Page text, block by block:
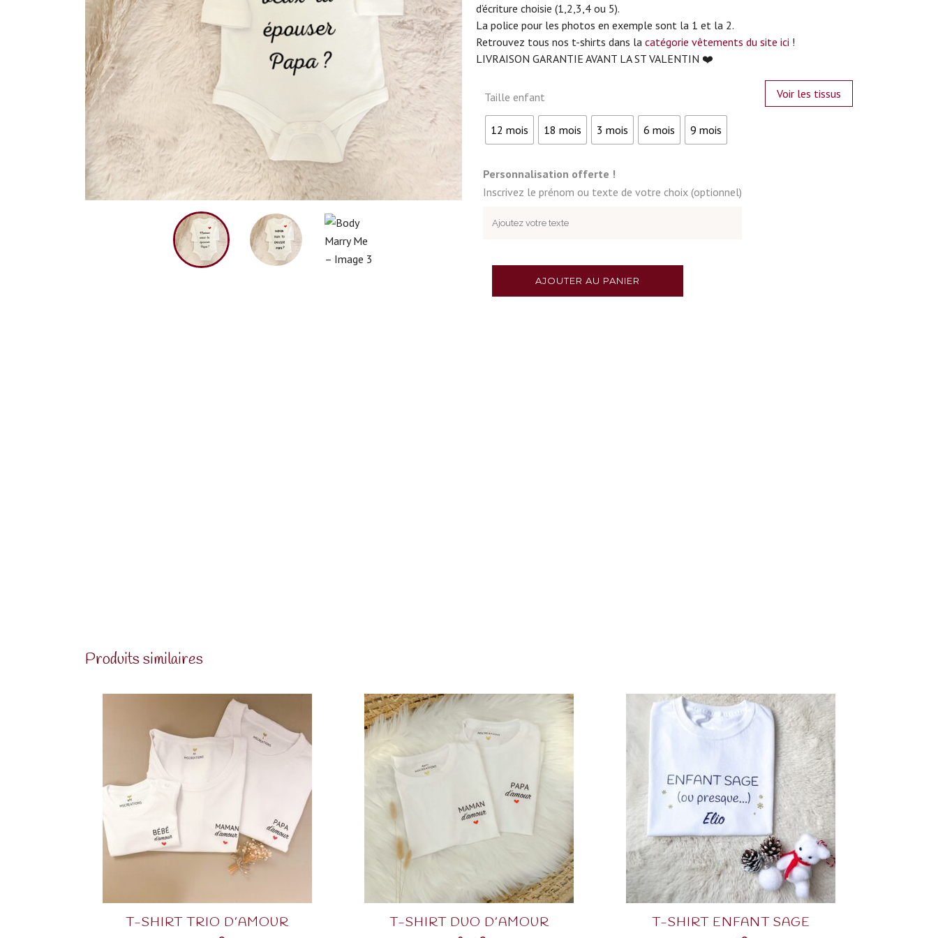
d’écriture choisie (1,2,3,4 ou 5).
La police pour les photos en exemple sont la 1 et la 2.
Retrouvez tous nos t-shirts dans la catégorie vêtements du site ici !
LIVRAISON GARANTIE AVANT LA ST VALENTIN ❤️
Voir les tissus
Taille enfant
12 mois 18 mois 3 mois 6 mois 9 mois
Personnalisation offerte !
Inscrivez le prénom ou texte de votre choix (optionnel)
AJOUTER AU PANIER
Produits similaires
T-SHIRT TRIO D’AMOUR T-SHIRT DUO D’AMOUR T-SHIRT ENFANT SAGE